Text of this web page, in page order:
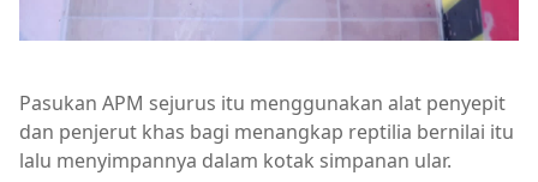
Pasukan APM sejurus itu menggunakan alat penyepit
dan penjerut khas bagi menangkap reptilia bernilai itu
lalu menyimpannya dalam kotak simpanan ular.